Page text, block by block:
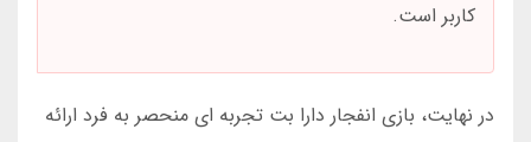
کاربر است.
در نهایت، بازی انفجار دارا بت تجربه ای منحصر به فرد ارائه